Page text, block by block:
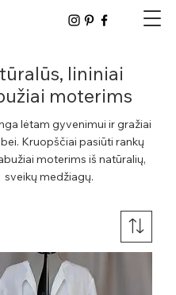
lininiai
moterims
lėtam gyvenimui ir gražiai
Kruopščiai pasiūti rankų
moterims iš natūralių,
sveikų medžiagų.